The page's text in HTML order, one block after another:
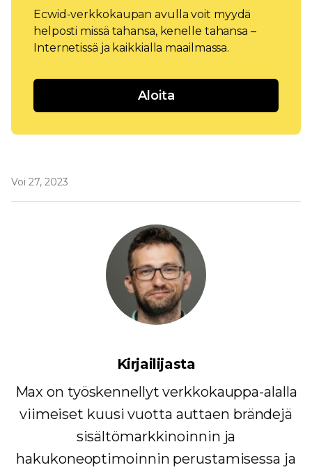
Ecwid-verkkokaupan avulla voit myydä
helposti missä tahansa, kenelle tahansa –
Internetissä ja kaikkialla maailmassa.
Aloita
Voi 27, 2023
Kirjailijasta
Max on työskennellyt verkkokauppa-alalla
viimeiset kuusi vuotta auttaen brändejä
sisältömarkkinoinnin ja
hakukoneoptimoinnin perustamisessa ja